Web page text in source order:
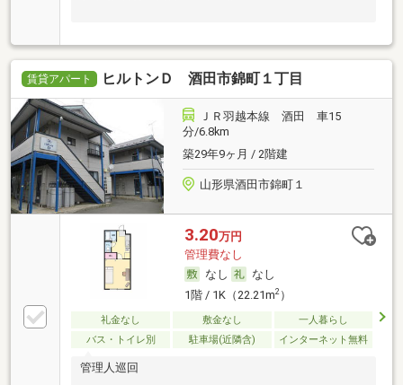
賃貸アパート ヒルトンＤ 酒田市錦町１丁目
ＪＲ羽越本線 酒田 車15
分/6.8km
築29年9ヶ月 / 2階建
山形県酒田市錦町１
3.20万円
管理費なし
なし
なし
1階 / 1K（22.21m2）
礼金なし 敷金なし
一人暮らし
バス・トイレ別
駐車場(近隣含) インターネット無料
管理人巡回